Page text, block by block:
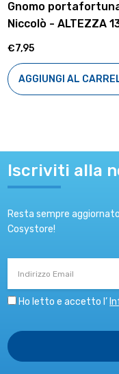
Gnomo
Niccolò - ALTEZZA
€7,95
AGGIUNGI AL
Iscriviti alla
Resta sempre
Cosystore!
Ho letto e accetto l’